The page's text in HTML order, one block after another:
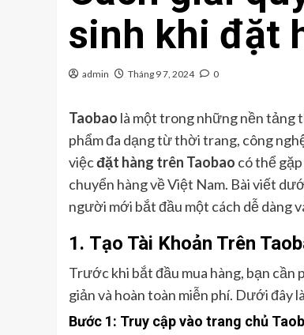
sinh khi đặt
admin Tháng 9 7, 2024 0
Taobao là một trong những nền tảng
phẩm đa dạng từ thời trang, công
việcđặt hàng trên Taobao có thể
chuyển hàng về Việt Nam. Bài viết
người mới bắt đầu một cách dễ dàng
1. Tạo Tài Khoản Trên
Trước khi bắt đầu mua hàng, bạn cần
giản và hoàn toàn miễn phí. Dưới đây
Bước 1: Truy cập vào trang chủ